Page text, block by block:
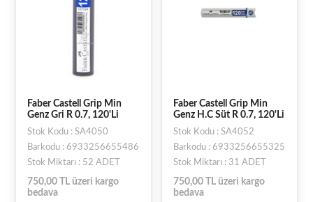
Faber Castell Grip Min
Genz Gri R 0.7, 120'Li
Stok Kodu : SA4050
Barkodu : 6933256655486
Stok Miktarı : 52 ADET
750,00 TL üzeri kargo
bedava
Faber Castell Grip Min
Genz H.C Süt R 0.7, 120'Li
Stok Kodu : SA4052
Barkodu : 6933256655325
Stok Miktarı : 31 ADET
750,00 TL üzeri kargo
bedava